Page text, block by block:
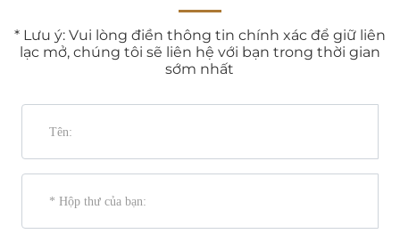
* Lưu ý: Vui lòng điền thông tin chính xác để giữ liên
lạc mở, chúng tôi sẽ liên hệ với bạn trong thời gian
sớm nhất